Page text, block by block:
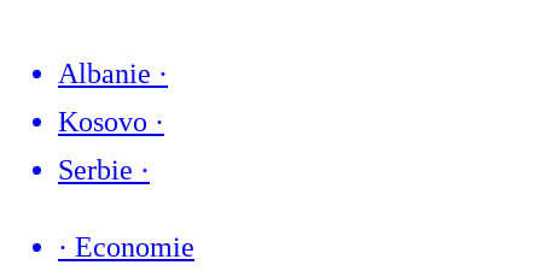
Albanie ·
Kosovo ·
Serbie ·
· Economie